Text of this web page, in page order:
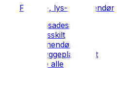
Fasade-, lys- og innendørs skilt
Fasadeskilt
Lysskilt
Innendørs skilt
Byggeplass-skilt
Se alle